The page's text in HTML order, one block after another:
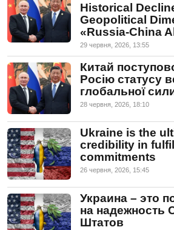
Historical
Geopolitical
«Russia-China
29 червня, 2026, 13:55
Китай
Росію статусу
глобальної
28 червня, 2026, 18:10
Ukraine is the
credibility in
commitments
26 червня, 2026, 15:45
Украина – это
на надежность
Штатов